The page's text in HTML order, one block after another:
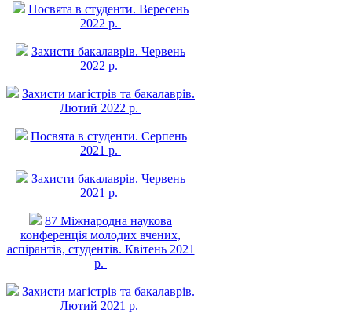
Посвята в студенти. Вересень
2022 р.
Захисти бакалаврів. Червень
2022 р.
Захисти магістрів та бакалаврів.
Лютий 2022 р.
Посвята в студенти. Серпень
2021 р.
Захисти бакалаврів. Червень
2021 р.
87 Міжнародна наукова
конференція молодих вчених,
аспірантів, студентів. Квітень 2021
р.
Захисти магістрів та бакалаврів.
Лютий 2021 р.